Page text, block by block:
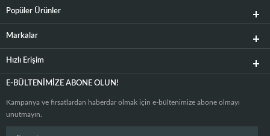
Popüler Ürünler
Markalar
Hızlı Erişim
E-BÜLTENIMIZE ABONE OLUN!
Kampanya ve fırsatlardan haberdar olmak için e-bültenimize abone olmayı
unutmayın.